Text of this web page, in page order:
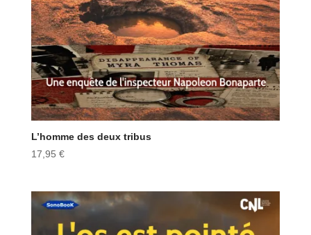
L’homme des deux tribus
17,95 €